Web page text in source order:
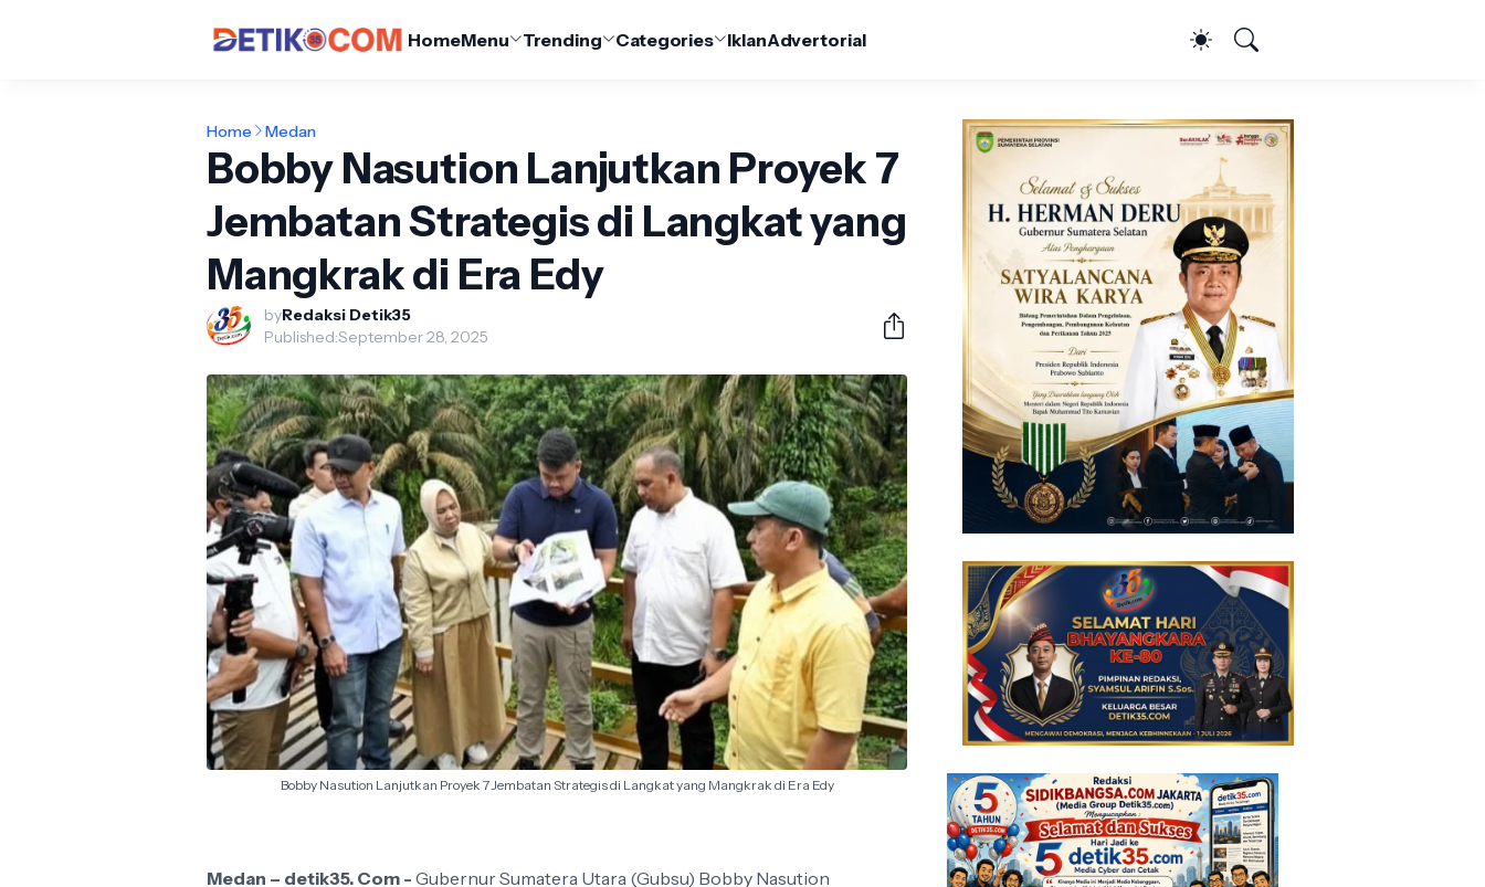
HomeMenu Trending Categories IklanAdvertorial
Home Medan
Bobby Nasution Lanjutkan Proyek 7
Jembatan Strategis di Langkat yang
Mangkrak di Era Edy
byRedaksi Detik35
Published:September 28, 2025
Bobby Nasution Lanjutkan Proyek 7 Jembatan Strategis di Langkat yang Mangkrak di Era Edy
Medan – detik35. Com - Gubernur Sumatera Utara (Gubsu) Bobby Nasution